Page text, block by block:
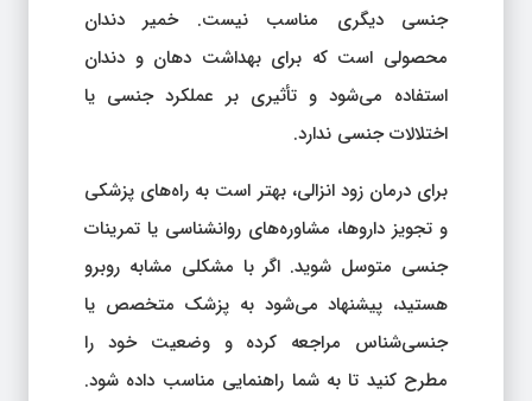
جنسی دیگری مناسب نیست. خمیر دندان
محصولی است که برای بهداشت دهان و دندان
استفاده می‌شود و تأثیری بر عملکرد جنسی یا
اختلالات جنسی ندارد.
برای درمان زود انزالی، بهتر است به راه‌های پزشکی
و تجویز داروها، مشاوره‌های روانشناسی یا تمرینات
جنسی متوسل شوید. اگر با مشکلی مشابه روبرو
هستید، پیشنهاد می‌شود به پزشک متخصص یا
جنسی‌شناس مراجعه کرده و وضعیت خود را
مطرح کنید تا به شما راهنمایی مناسب داده شود.